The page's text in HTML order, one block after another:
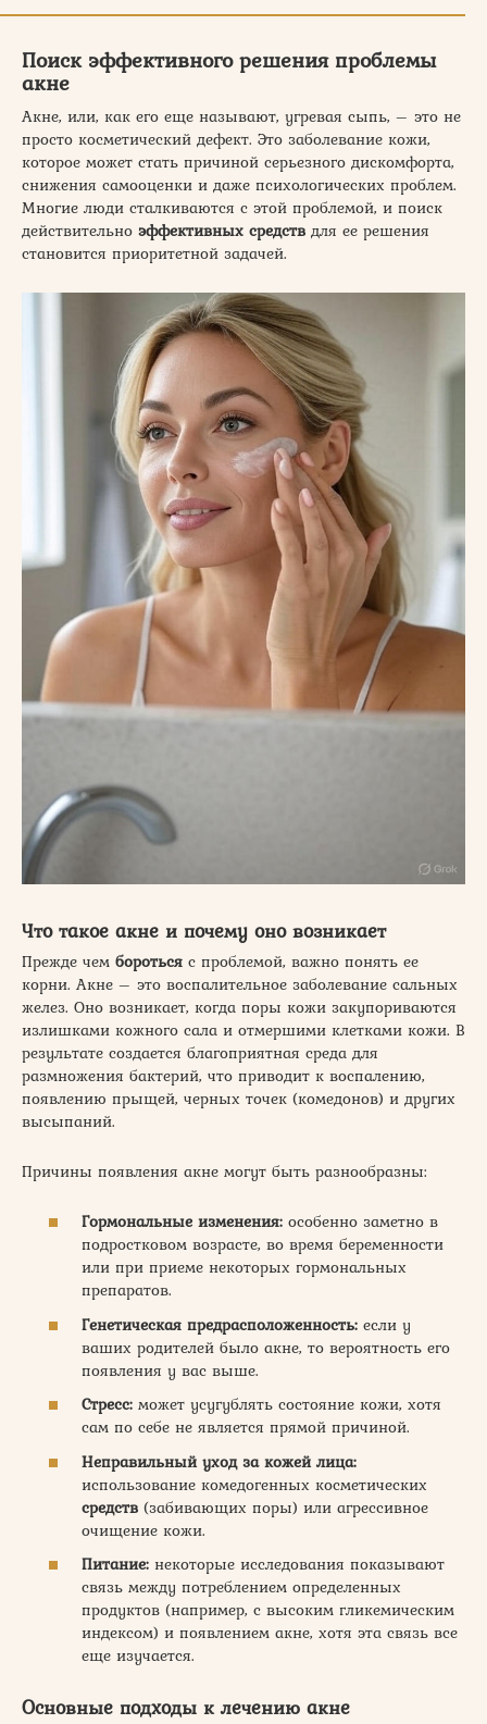
Поиск эффективного решения проблемы
акне
Акне, или, как его еще называют, угревая сыпь, – это не
просто косметический дефект. Это заболевание кожи,
которое может стать причиной серьезного дискомфорта,
снижения самооценки и даже психологических проблем.
Многие люди сталкиваются с этой проблемой, и поиск
действительно эффективных средств для ее решения
становится приоритетной задачей.
Что такое акне и почему оно возникает
Прежде чем бороться с проблемой, важно понять ее
корни. Акне – это воспалительное заболевание сальных
желез. Оно возникает, когда поры кожи закупориваются
излишками кожного сала и отмершими клетками кожи. В
результате создается благоприятная среда для
размножения бактерий, что приводит к воспалению,
появлению прыщей, черных точек (комедонов) и других
высыпаний.
Причины появления акне могут быть разнообразны:
Гормональные изменения: особенно заметно в
подростковом возрасте, во время беременности
или при приеме некоторых гормональных
препаратов.
Генетическая предрасположенность: если у
ваших родителей было акне, то вероятность его
появления у вас выше.
Стресс: может усугублять состояние кожи, хотя
сам по себе не является прямой причиной.
Неправильныйуход за кожей лица:
использование комедогенных косметических
средств (забивающих поры) или агрессивное
очищение кожи.
Питание: некоторые исследования показывают
связь между потреблением определенных
продуктов (например, с высоким гликемическим
индексом) и появлением акне, хотя эта связь все
еще изучается.
Основные подходы к лечению акне